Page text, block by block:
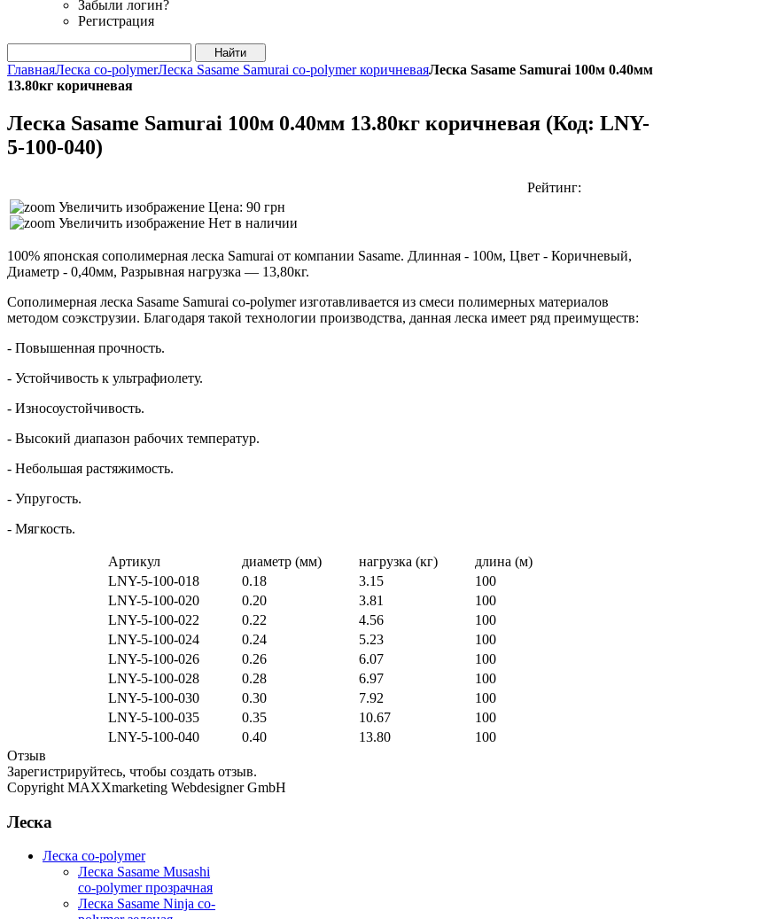
Забыли логин?
Регистрация
ГлавнаяЛеска co-polymerЛеска Sasame Samurai co-polymer коричневаяЛеска Sasame Samurai 100м 0.40мм
13.80кг коричневая
Леска Sasame Samurai 100м 0.40мм 13.80кг коричневая (Код: LNY-
5-100-040)
Рейтинг:
Увеличить изображение
Увеличить изображение
Цена: 90 грн
Нет в наличии
100% японская сополимерная леска Samurai от компании Sasame. Длинная - 100м, Цвет - Коричневый,
Диаметр - 0,40мм, Разрывная нагрузка — 13,80кг.
Сополимерная леска Sasame Samurai co-polymer изготавливается из смеси полимерных материалов
методом соэкструзии. Благодаря такой технологии производства, данная леска имеет ряд преимуществ:
- Повышенная прочность.
- Устойчивость к ультрафиолету.
- Износоустойчивость.
- Высокий диапазон рабочих температур.
- Небольшая растяжимость.
- Упругость.
- Мягкость.
Артикул диаметр (мм) нагрузка (кг)
длина (м)
LNY-5-100-018
0.18 3.15
100
LNY-5-100-020
0.20 3.81
100
LNY-5-100-022
0.22 4.56
100
LNY-5-100-024
0.24 5.23
100
LNY-5-100-026
0.26 6.07
100
LNY-5-100-028
0.28 6.97
100
LNY-5-100-030
0.30 7.92
100
LNY-5-100-035
0.35 10.67
100
LNY-5-100-040
0.40 13.80
100
Отзыв
Зарегистрируйтесь, чтобы создать отзыв.
Copyright MAXXmarketing Webdesigner GmbH
Леска
Леска co-polymer
Леска Sasame Musashi
co-polymer прозрачная
Леска Sasame Ninja co-